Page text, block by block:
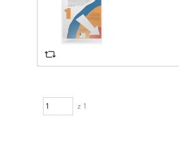
z 1